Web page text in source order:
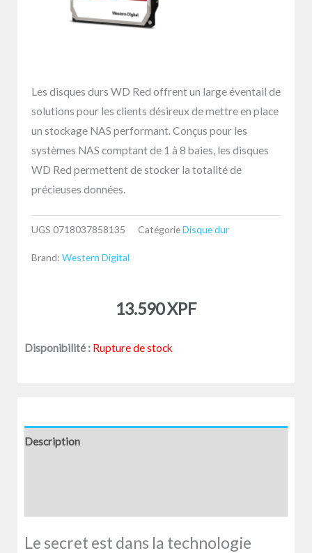
Les disques durs WD Red offrent un large éventail de
solutions pour les clients désireux de mettre en place
un stockage NAS performant. Conçus pour les
systèmes NAS comptant de 1 à 8 baies, les disques
WD Red permettent de stocker la totalité de
précieuses données.
UGS 0718037858135 CatégorieDisque dur
Brand: Western Digital
13.590XPF
Disponibilité : Rupture de stock
Description
Le secret est dans la technologie